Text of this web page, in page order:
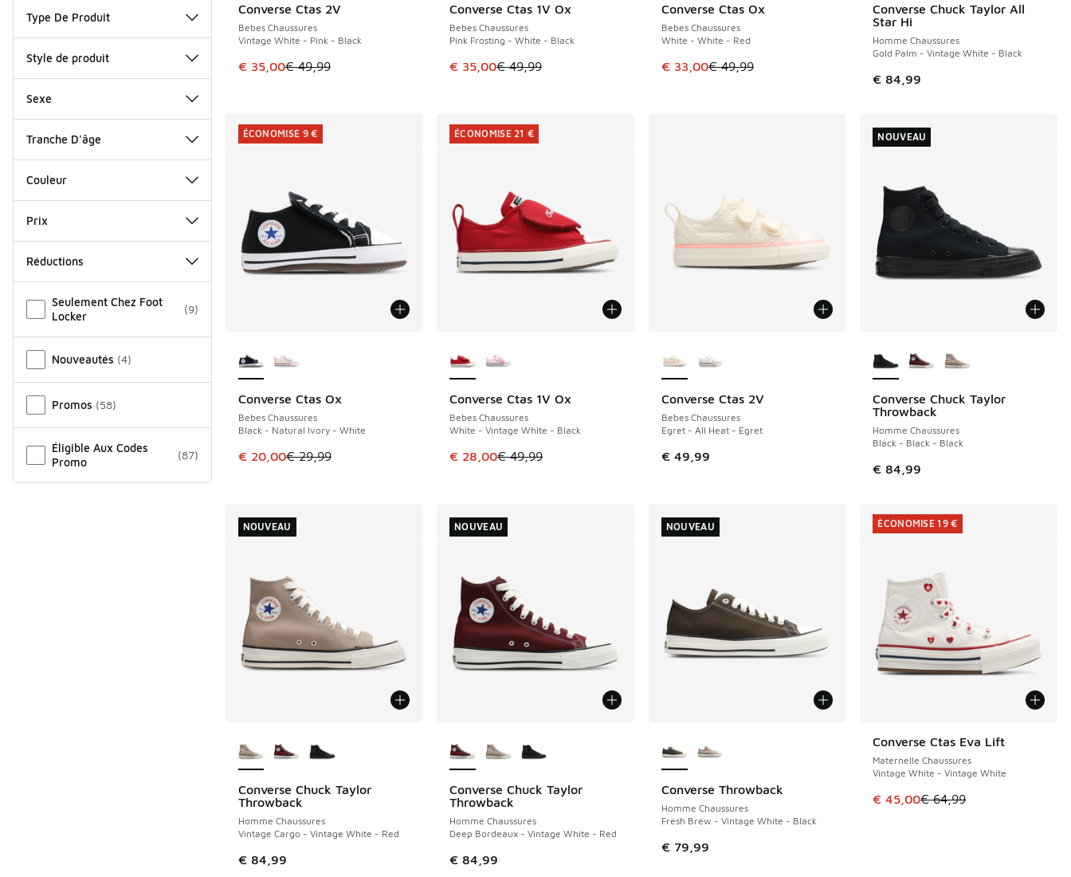
Type De Produit
Style de produit
Sexe
Tranche D'âge
Couleur
Prix
Réductions
Seulement Chez Foot
Locker
(9)
Nouveautés (4)
Promos (58)
Éligible Aux Codes
Promo
(87)
Converse Ctas 2V
Bebes Chaussures
Vintage White - Pink - Black
Cet article est en promotion. Prix en baisse de € 49,99 à € 35,00
€ 35,00€ 49,99
ÉCONOMISE 14 € Converse Ctas 1V Ox
Bebes Chaussures
Pink Frosting - White - Black
Cet article est en promotion. Prix en baisse de € 49,99 à € 35,00
€ 35,00€ 49,99
ÉCONOMISE 14 € Converse Ctas Ox
Bebes Chaussures
White - White - Red
Cet article est en promotion. Prix en baisse de € 49,99 à € 33,00
€ 33,00€ 49,99
ÉCONOMISE 16 €
Converse Chuck Taylor All
Star Hi
Homme Chaussures
Gold Palm - Vintage White - Black
€ 84,99
Converse Ctas Ox
Bebes Chaussures
Black - Natural Ivory - White
Cet article est en promotion. Prix en baisse de € 29,99 à € 20,00
€ 20,00€ 29,99
ÉCONOMISE 9 €
ÉCONOMISE 9 €
Converse Ctas 1V Ox
Bebes Chaussures
White - Vintage White - Black
Cet article est en promotion. Prix en baisse de € 49,99 à € 28,00
€ 28,00€ 49,99
ÉCONOMISE 21 €
ÉCONOMISE 21 €
Converse Ctas 2V
Bebes Chaussures
Egret - All Heat - Egret
€ 49,99
Converse Chuck Taylor
Throwback
Homme Chaussures
Black - Black - Black
€ 84,99
NOUVEAU
NOUVEAU
Converse Chuck Taylor
Throwback
Homme Chaussures
Vintage Cargo - Vintage White - Red
€ 84,99
NOUVEAU
NOUVEAU
Converse Chuck Taylor
Throwback
Homme Chaussures
Deep Bordeaux - Vintage White - Red
€ 84,99
NOUVEAU
NOUVEAU
Converse Throwback
Homme Chaussures
Fresh Brew - Vintage White - Black
€ 79,99
NOUVEAU
NOUVEAU
Converse Ctas Eva Lift
Maternelle Chaussures
Vintage White - Vintage White
Cet article est en promotion.
€ 45,00€ 64,99
ÉCONOMISE 19 €
ÉCONOMISE 19 €